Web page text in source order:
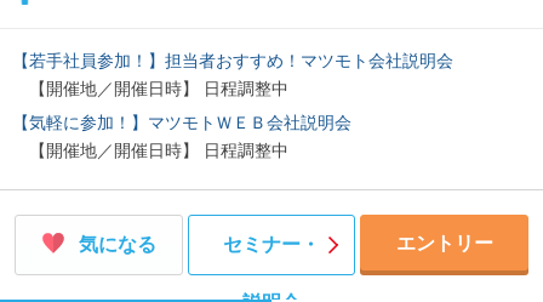
【若手社員参加！】担当者おすすめ！マツモト会社説明会
【開催地／開催日時】 日程調整中
【気軽に参加！】マツモトＷＥＢ会社説明会
【開催地／開催日時】 日程調整中
気になる セミナー・ エントリー